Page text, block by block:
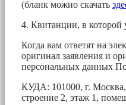
(бланк можно скачать
4. Квитанции, в
Когда вам ответят на
оригинал заявления и
персональных данных
КУДА: 101000, г.
строение 2, этаж 1,